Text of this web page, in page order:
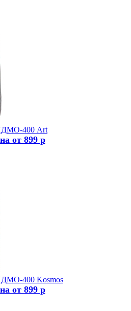
ЛДМО-400 Art
от 899 р
400 Kosmos
от 899 р